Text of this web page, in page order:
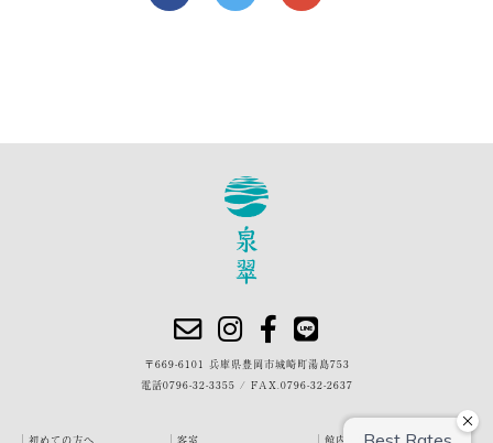
〒669-6101 兵庫県豊岡市城崎町湯島753
電話0796-32-3355 / FAX.0796-32-2637